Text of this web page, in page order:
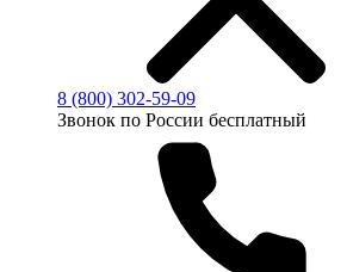
8 (800) 302-59-09
Звонок по России бесплатный